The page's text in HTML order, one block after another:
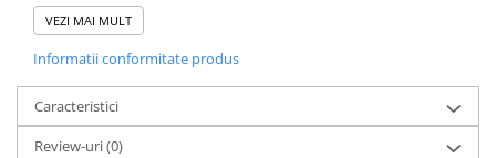
VEZI MAI MULT
Informatii conformitate produs
Caracteristici
Review-uri(0)